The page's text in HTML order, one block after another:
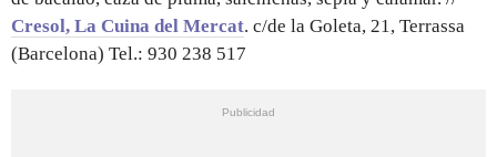
Cresol, La Cuina del Mercat. c/de la Goleta, 21, Terrassa
(Barcelona) Tel.: 930 238 517